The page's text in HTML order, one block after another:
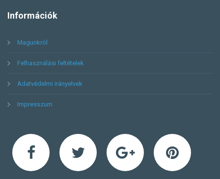
Információk
Magunkról
Felhasználási feltételek
Adatvédelmi irányelvek
Impresszum